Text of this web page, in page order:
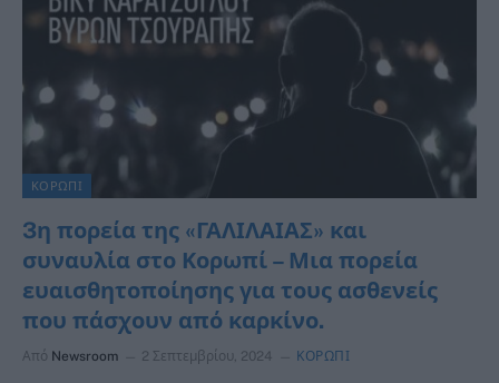
ΚΟΡΩΠΙ
3η πορεία της «ΓΑΛΙΛΑΙΑΣ» και
συναυλία στο Κορωπί – Μια πορεία
ευαισθητοποίησης για τους ασθενείς
που πάσχουν από καρκίνο.
Από Newsroom 2 Σεπτεμβρίου, 2024 ΚΟΡΩΠΙ